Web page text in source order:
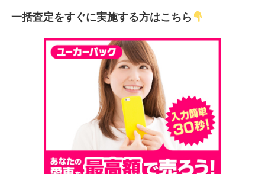
一括査定をすぐに実施する方はこちら